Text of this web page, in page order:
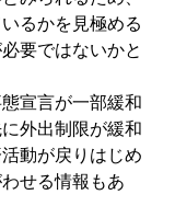
るかを見極める
要ではないかと
宣言が一部緩和
外出制限が緩和
動が戻りはじめ
せる情報もあ